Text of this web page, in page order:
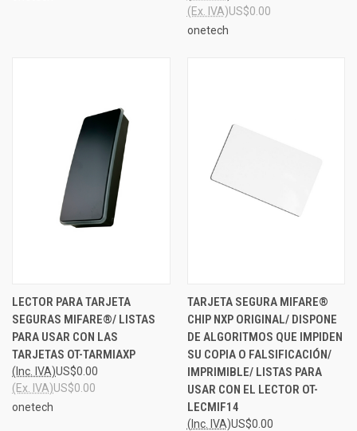
US$0.00
(Ex. IVA)
onetech
LECTOR PARA TARJETA
SEGURAS MIFARE®/ LISTAS
PARA USAR CON LAS
TARJETAS OT-TARMIAXP
US$0.00
(Inc. IVA)
US$0.00
(Ex. IVA)
onetech
TARJETA SEGURA MIFARE®
CHIP NXP ORIGINAL/ DISPONE
DE ALGORITMOS QUE IMPIDEN
SU COPIA O FALSIFICACIÓN/
IMPRIMIBLE/ LISTAS PARA
USAR CON EL LECTOR OT-
LECMIF14
US$0.00
(Inc. IVA)